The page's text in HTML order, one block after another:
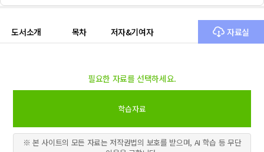
도서소개 목차 저자&기여자 자료실
필요한 자료를 선택하세요.
학습자료
※ 본 사이트의 모든 자료는 저작권법의 보호를 받으며, AI 학습 등 무단